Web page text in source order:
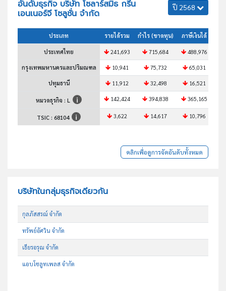
อันดับธุรกิจ บริษัท โซลาร์สมิธ กรีน
เอนเนอร์จี โซลูชั่น จำกัด
ปี 2568
ประเภท รายได้รวม กำไร (ขาดทุน) ภาษีเงินได้
ประเทศไทย 241,693 715,684 488,976
กรุงเทพมหานครและปริมณฑล 10,941 75,732 65,031
ปทุมธานี 11,912 32,498 16,521
หมวดธุรกิจ : L 142,424 394,838 365,165
TSIC : 68104 3,622 14,617 10,796
คลิกเพื่อดูการจัดอันดับทั้งหมด
บริษัทในกลุ่มธุรกิจเดียวกัน
กุลภัสสรณ์ จำกัด
ทรัพย์อัศวิน จำกัด
เธียรอรุณ จำกัด
แอบโซลูทเพลส จำกัด